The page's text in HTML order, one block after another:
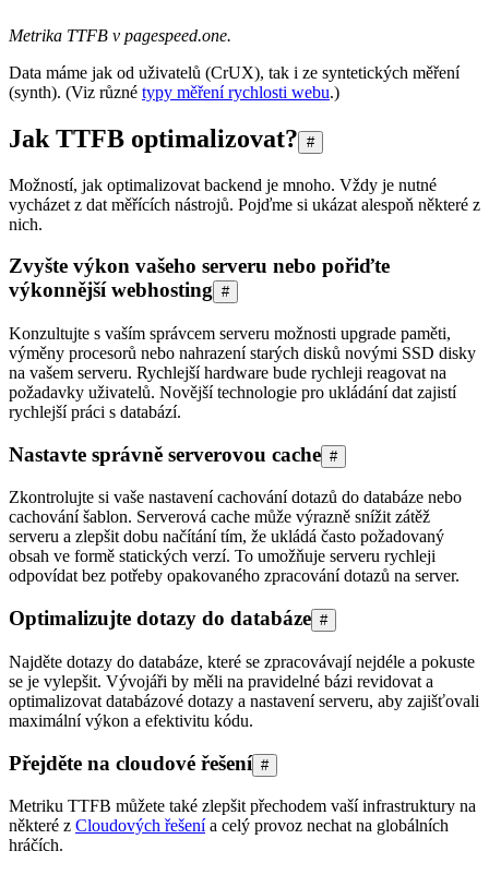
Metrika TTFB v pagespeed.one.
Data máme jak od uživatelů (CrUX), tak i ze syntetických měření
(synth). (Viz různé typy měření rychlosti webu.)
Jak TTFB optimalizovat? #
Možností, jak optimalizovat backend je mnoho. Vždy je nutné
vycházet z dat měřících nástrojů. Pojďme si ukázat alespoň některé z
nich.
Zvyšte výkon vašeho serveru nebo pořiďte
výkonnější webhosting #
Konzultujte s vaším správcem serveru možnosti upgrade paměti,
výměny procesorů nebo nahrazení starých disků novými SSD disky
na vašem serveru. Rychlejší hardware bude rychleji reagovat na
požadavky uživatelů. Novější technologie pro ukládání dat zajistí
rychlejší práci s databází.
Nastavte správně serverovou cache #
Zkontrolujte si vaše nastavení cachování dotazů do databáze nebo
cachování šablon. Serverová cache může výrazně snížit zátěž
serveru a zlepšit dobu načítání tím, že ukládá často požadovaný
obsah ve formě statických verzí. To umožňuje serveru rychleji
odpovídat bez potřeby opakovaného zpracování dotazů na server.
Optimalizujte dotazy do databáze #
Najděte dotazy do databáze, které se zpracovávají nejdéle a pokuste
se je vylepšit. Vývojáři by měli na pravidelné bázi revidovat a
optimalizovat databázové dotazy a nastavení serveru, aby zajišťovali
maximální výkon a efektivitu kódu.
Přejděte na cloudové řešení #
Metriku TTFB můžete také zlepšit přechodem vaší infrastruktury na
některé z Cloudových řešenía celý provoz nechat na globálních
hráčích.